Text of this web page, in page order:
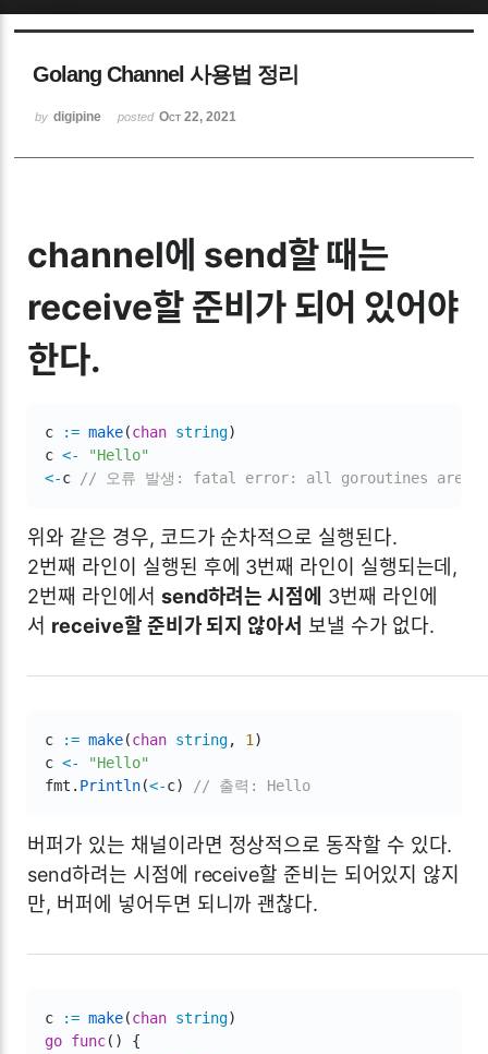
Golang Channel 사용법 정리
by digipine posted Oct 22, 2021
channel에 send할 때는
receive할 준비가 되어 있어야
한다.
c := make(chan string)
c <-
"Hello"
<-c // 오류 발생: fatal error: all goroutines are
위와 같은 경우, 코드가 순차적으로 실행된다.
2번째 라인이 실행된 후에 3번째 라인이 실행되는데,
2번째 라인에서 send하려는 시점에
3번째 라인에
서 receive할 준비가 되지 않아서 보낼 수가 없다.
c := make(chan string, 1)
c <-
"Hello"
fmt . Println(<-c) // 출력: Hello
버퍼가 있는 채널이라면 정상적으로 동작할 수 있다.
send하려는 시점에 receive할 준비는 되어있지 않지
만, 버퍼에 넣어두면 되니까 괜찮다.
c := make(chan string)
go func( )
{
Sketchbook5, 스케치북5
Sketchbook5, 스케치북5